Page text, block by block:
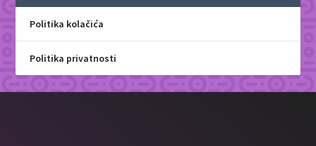
Politika kolačića
Politika privatnosti